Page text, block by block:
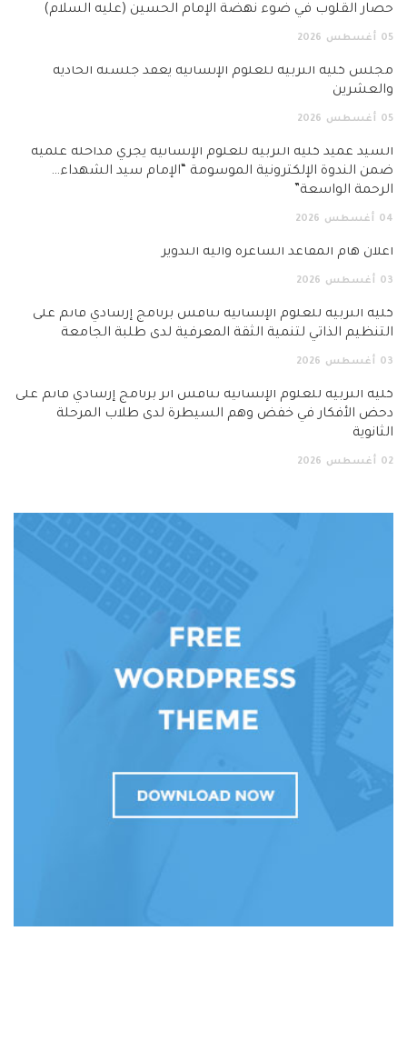
حصار القلوب في ضوء نهضة الإمام الحسين (عليه السلام)
05 أغسطس 2026
مجلس كلية التربية للعلوم الإنسانية يعقد جلسته الحادية
والعشرين
05 أغسطس 2026
السيد عميد كلية التربية للعلوم الإنسانية يجري مداخلة علمية
ضمن الندوة الإلكترونية الموسومة “الإمام سيد الشهداء…
الرحمة الواسعة”
04 أغسطس 2026
اعلان هام المقاعد الشاغرة وآلية التدوير
03 أغسطس 2026
كلية التربية للعلوم الإنسانية تناقش برنامج إرشادي قائم على
التنظيم الذاتي لتنمية الثقة المعرفية لدى طلبة الجامعة
03 أغسطس 2026
كلية التربية للعلوم الإنسانية تناقش أثر برنامج إرشادي قائم على
دحض الأفكار في خفض وهم السيطرة لدى طلاب المرحلة
الثانوية
02 أغسطس 2026